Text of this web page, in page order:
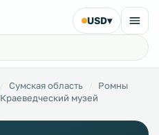
USD▾
Сумская область
Ромны
Краеведческий музей